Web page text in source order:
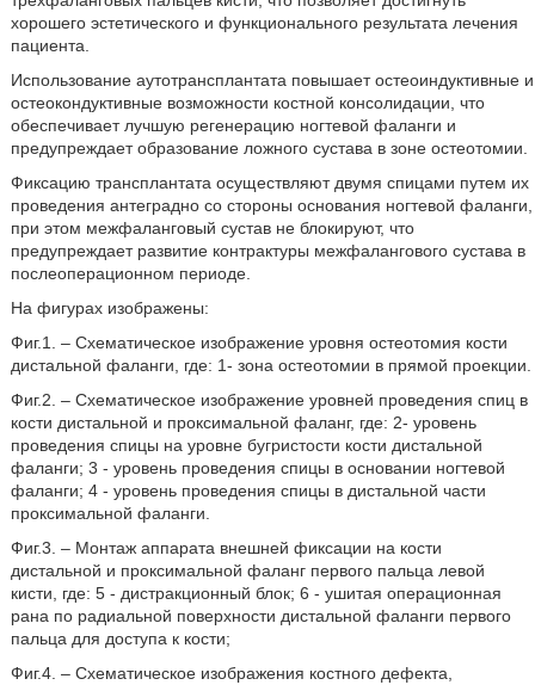
хорошего эстетического и функционального результата лечения
пациента.
Использование аутотрансплантата повышает остеоиндуктивные и
остеокондуктивные возможности костной консолидации, что
обеспечивает лучшую регенерацию ногтевой фаланги и
предупреждает образование ложного сустава в зоне остеотомии.
Фиксацию трансплантата осуществляют двумя спицами путем их
проведения антеградно со стороны основания ногтевой фаланги,
при этом межфаланговый сустав не блокируют, что
предупреждает развитие контрактуры межфалангового сустава в
послеоперационном периоде.
На фигурах изображены:
Фиг.1. – Схематическое изображение уровня остеотомия кости
дистальной фаланги, где: 1- зона остеотомии в прямой проекции.
Фиг.2. – Схематическое изображение уровней проведения спиц в
кости дистальной и проксимальной фаланг, где: 2- уровень
проведения спицы на уровне бугристости кости дистальной
фаланги; 3 - уровень проведения спицы в основании ногтевой
фаланги; 4 - уровень проведения спицы в дистальной части
проксимальной фаланги.
Фиг.3. – Монтаж аппарата внешней фиксации на кости
дистальной и проксимальной фаланг первого пальца левой
кисти, где: 5 - дистракционный блок; 6 - ушитая операционная
рана по радиальной поверхности дистальной фаланги первого
пальца для доступа к кости;
Фиг.4. – Схематическое изображения костного дефекта,